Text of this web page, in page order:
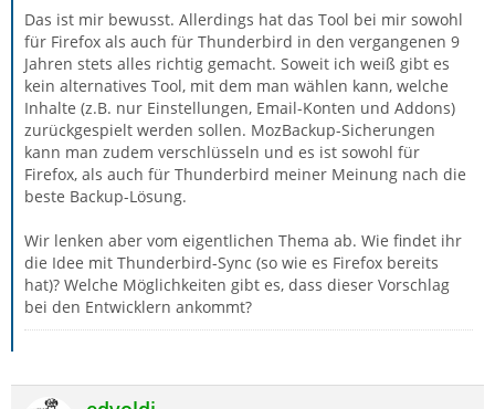
Das ist mir bewusst. Allerdings hat das Tool bei mir sowohl
für Firefox als auch für Thunderbird in den vergangenen 9
Jahren stets alles richtig gemacht. Soweit ich weiß gibt es
kein alternatives Tool, mit dem man wählen kann, welche
Inhalte (z.B. nur Einstellungen, Email-Konten und Addons)
zurückgespielt werden sollen. MozBackup-Sicherungen
kann man zudem verschlüsseln und es ist sowohl für
Firefox, als auch für Thunderbird meiner Meinung nach die
beste Backup-Lösung.
Wir lenken aber vom eigentlichen Thema ab. Wie findet ihr
die Idee mit Thunderbird-Sync (so wie es Firefox bereits
hat)? Welche Möglichkeiten gibt es, dass dieser Vorschlag
bei den Entwicklern ankommt?